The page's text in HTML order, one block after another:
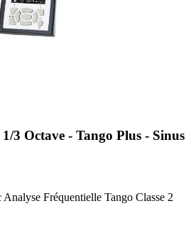
3 Octave - Tango Plus - Sinus
Analyse Fréquentielle Tango Classe 2